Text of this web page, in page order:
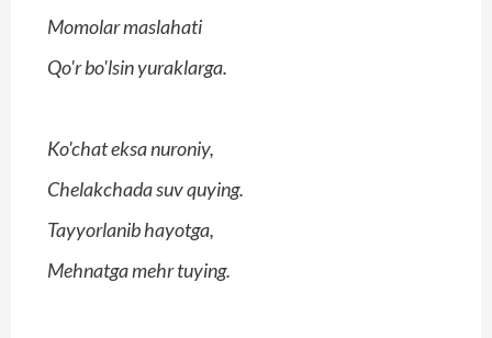
Momolar maslahati
Qo'r bo'lsin yuraklarga.
Ko'chat eksa nuroniy,
Chelakchada suv quying.
Tayyorlanib hayotga,
Mehnatga mehr tuying.